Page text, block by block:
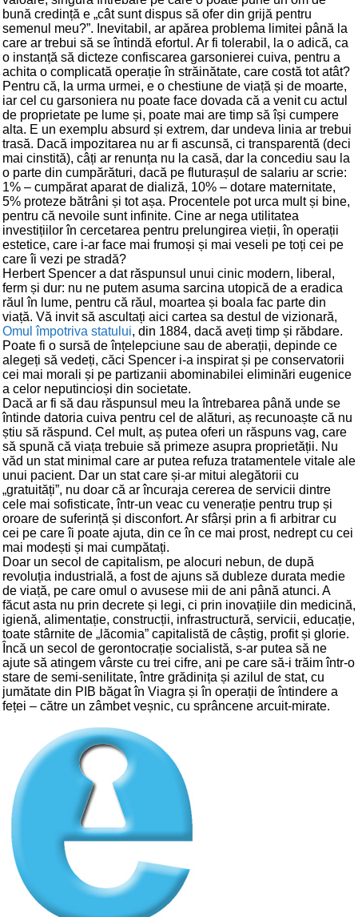
bună credință e „cât sunt dispus să ofer din grijă pentru
semenul meu?”. Inevitabil, ar apărea problema limitei până la
care ar trebui să se întindă efortul. Ar fi tolerabil, la o adică, ca
o instanță să dicteze confiscarea garsonierei cuiva, pentru a
achita o complicată operație în străinătate, care costă tot atât?
Pentru că, la urma urmei, e o chestiune de viață și de moarte,
iar cel cu garsoniera nu poate face dovada că a venit cu actul
de proprietate pe lume și, poate mai are timp să își cumpere
alta. E un exemplu absurd și extrem, dar undeva linia ar trebui
trasă. Dacă impozitarea nu ar fi ascunsă, ci transparentă (deci
mai cinstită), câți ar renunța nu la casă, dar la concediu sau la
o parte din cumpărături, dacă pe fluturașul de salariu ar scrie:
1% – cumpărat aparat de dializă, 10% – dotare maternitate,
5% proteze bătrâni și tot așa. Procentele pot urca mult și bine,
pentru că nevoile sunt infinite. Cine ar nega utilitatea
investițiilor în cercetarea pentru prelungirea vieții, în operații
estetice, care i-ar face mai frumoși și mai veseli pe toți cei pe
care îi vezi pe stradă?
Herbert Spencer a dat răspunsul unui cinic modern, liberal,
ferm și dur: nu ne putem asuma sarcina utopică de a eradica
răul în lume, pentru că răul, moartea și boala fac parte din
viață. Vă invit să ascultați aici cartea sa destul de vizionară,
Omul împotriva statului, din 1884, dacă aveți timp și răbdare.
Poate fi o sursă de înțelepciune sau de aberații, depinde ce
alegeți să vedeți, căci Spencer i-a inspirat și pe conservatorii
cei mai morali și pe partizanii abominabilei eliminări eugenice
a celor neputincioși din societate.
Dacă ar fi să dau răspunsul meu la întrebarea până unde se
întinde datoria cuiva pentru cel de alături, aș recunoaște că nu
știu să răspund. Cel mult, aș putea oferi un răspuns vag, care
să spună că viața trebuie să primeze asupra proprietății. Nu
văd un stat minimal care ar putea refuza tratamentele vitale ale
unui pacient. Dar un stat care și-ar mitui alegătorii cu
„gratuități”, nu doar că ar încuraja cererea de servicii dintre
cele mai sofisticate, într-un veac cu venerație pentru trup și
oroare de suferință și disconfort. Ar sfârși prin a fi arbitrar cu
cei pe care îi poate ajuta, din ce în ce mai prost, nedrept cu cei
mai modești și mai cumpătați.
Doar un secol de capitalism, pe alocuri nebun, de după
revoluția industrială, a fost de ajuns să dubleze durata medie
de viață, pe care omul o avusese mii de ani până atunci. A
făcut asta nu prin decrete și legi, ci prin inovațiile din medicină,
igienă, alimentație, construcții, infrastructură, servicii, educație,
toate stârnite de „lăcomia” capitalistă de câștig, profit și glorie.
Încă un secol de gerontocrație socialistă, s-ar putea să ne
ajute să atingem vârste cu trei cifre, ani pe care să-i trăim într-o
stare de semi-senilitate, între grădinița și azilul de stat, cu
jumătate din PIB băgat în Viagra și în operații de întindere a
feței – către un zâmbet veșnic, cu sprâncene arcuit-mirate.